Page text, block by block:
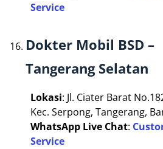
Service
Dokter Mobil BSD –
Tangerang Selatan
Lokasi: Jl. Ciater Barat
Kec. Serpong, Tangerang,
WhatsApp Live Chat:
Service